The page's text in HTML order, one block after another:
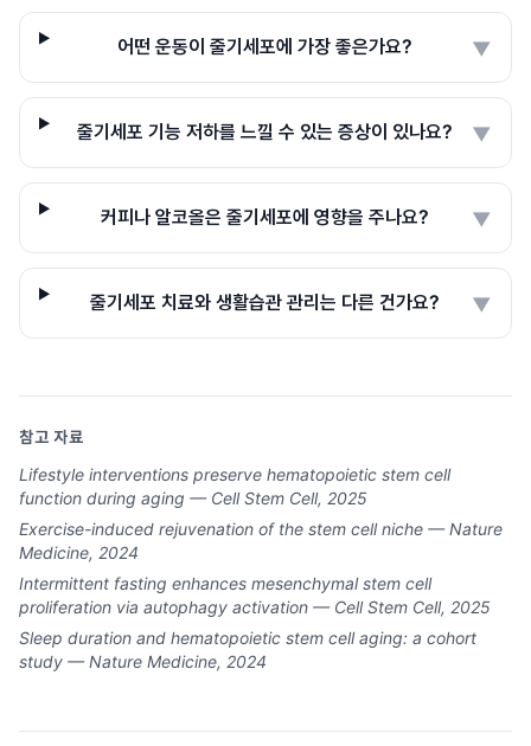
어떤 운동이 줄기세포에 가장 좋은가요? ▼
줄기세포 기능 저하를 느낄 수 있는 증상이 있나요? ▼
커피나 알코올은 줄기세포에 영향을 주나요? ▼
줄기세포 치료와 생활습관 관리는 다른 건가요? ▼
참고 자료
Lifestyle interventions preserve hematopoietic stem cell
function during aging — Cell Stem Cell, 2025
Exercise-induced rejuvenation of the stem cell niche — Nature
Medicine, 2024
Intermittent fasting enhances mesenchymal stem cell
proliferation via autophagy activation — Cell Stem Cell, 2025
Sleep duration and hematopoietic stem cell aging: a cohort
study — Nature Medicine, 2024